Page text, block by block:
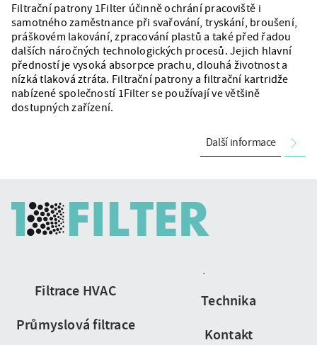
Filtrační patrony 1Filter účinně ochrání pracoviště i
samotného zaměstnance při svařování, tryskání, broušení,
práškovém lakování, zpracování plastů a také před řadou
dalších náročných technologických procesů. Jejich hlavní
předností je vysoká absorpce prachu, dlouhá životnost a
nízká tlaková ztráta. Filtrační patrony a filtrační kartridže
nabízené společností 1Filter se používají ve většině
dostupných zařízení.
Další informace
Filtrace HVAC
Průmyslová filtrace
Technika
Kontakt